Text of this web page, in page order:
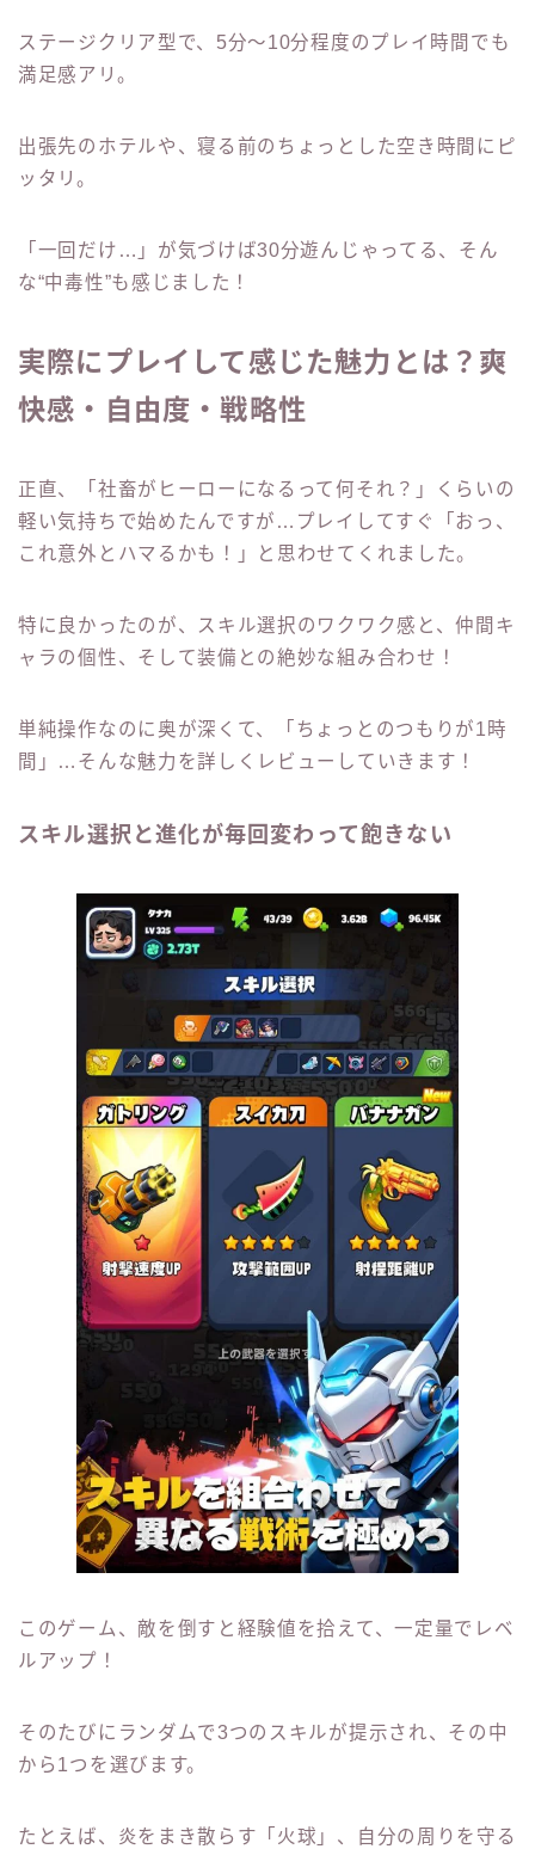
ステージクリア型で、5分〜10分程度のプレイ時間でも
満足感アリ。
出張先のホテルや、寝る前のちょっとした空き時間にピ
ッタリ。
「一回だけ…」が気づけば30分遊んじゃってる、そん
な“中毒性”も感じました！
実際にプレイして感じた魅力とは？爽
快感・自由度・戦略性
正直、「社畜がヒーローになるって何それ？」くらいの
軽い気持ちで始めたんですが…プレイしてすぐ「おっ、
これ意外とハマるかも！」と思わせてくれました。
特に良かったのが、スキル選択のワクワク感と、仲間キ
ャラの個性、そして装備との絶妙な組み合わせ！
単純操作なのに奥が深くて、「ちょっとのつもりが1時
間」…そんな魅力を詳しくレビューしていきます！
スキル選択と進化が毎回変わって飽きない
このゲーム、敵を倒すと経験値を拾えて、一定量でレベ
ルアップ！
そのたびにランダムで3つのスキルが提示され、その中
から1つを選びます。
たとえば、炎をまき散らす「火球」、自分の周りを守る